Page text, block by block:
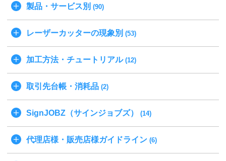
製品・サービス別 (90)
レーザーカッターの現象別 (53)
加工方法・チュートリアル(12)
取引先台帳・消耗品 (2)
SignJOBZ（サインジョブズ） (14)
代理店様・販売店様ガイドライン (6)